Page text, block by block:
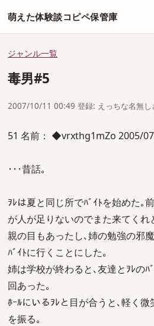
萌えた体験談コピペ保管庫
ジャンル一覧
毒男#5
2007/10/11 00:49 登録: えっちな名無し
51 名前： ◆vrxthg1mZo 2005/
･･･昔話｡
ｦﾚは夏と同じ所でﾊﾞｲﾄを始めた｡
が人が足りないのでまた来てくれ
親の目もあったし､姉の勉強の邪
ﾊﾞｲﾄに行くことにした｡
姉は学校が終わると､友達とｦﾚの
回あった｡
ﾎｰﾙにいるｦﾚと目が合うと､軽く
を振る｡